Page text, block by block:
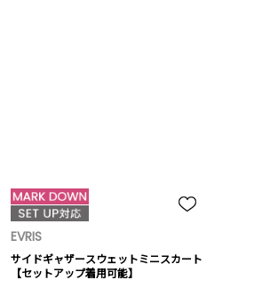
EVRIS
サイドギャザースウェットミニスカート
【セットアップ着用可能】